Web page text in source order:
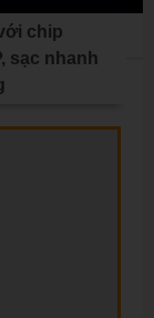
chip
sạc nhanh